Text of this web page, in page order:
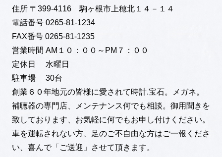
住所 〒399-4116 駒ヶ根市上穂北１４－１４
電話番号 0265-81-1234
FAX番号 0265-81-1235
営業時間 AM１０：００～PM７：００
定休日
水曜日
駐車場
30台
創業６０年地元の皆様に愛されて時計.宝石。メガネ。
補聴器の専門店、メンテナンス何でも相談。御用聞きを
致しております、お気軽に何でもお申し付けください。
車を運転されない方、足のご不自由な方はご一報くださ
い、喜んで「ご送迎」させて頂きます。